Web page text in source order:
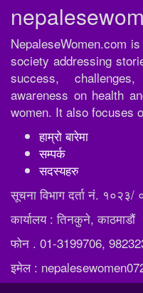
NepaleseWomen.com
society addressing
success,
awareness on health
women. It also focuses
हाम्रो बारेमा
सम्पर्क
सदस्यहरु
सूचना विभाग दर्ता नं. १०२३/
कार्यालय : तिनकुने, काठमाडौं
फोन . 01-3199706,
इमेल :